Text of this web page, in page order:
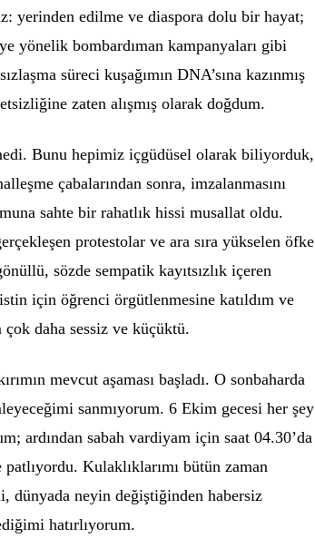
yerinden edilme ve diaspora dolu bir hayat;
yönelik bombardıman kampanyaları gibi
süreci kuşağımın DNA’sına kazınmış
zaten alışmış olarak doğdum.
Bunu hepimiz içgüdüsel olarak biliyorduk,
çabalarından sonra, imzalanmasını
sahte bir rahatlık hissi musallat oldu.
protestolar ve ara sıra yükselen öfke
sözde sempatik kayıtsızlık içeren
için öğrenci örgütlenmesine katıldım ve
daha sessiz ve küçüktü.
mevcut aşaması başladı. O sonbaharda
sanmıyorum. 6 Ekim gecesi her şey
ardından sabah vardiyam için saat 04.30’da
Kulaklıklarımı bütün zaman
dünyada neyin değiştiğinden habersiz
hatırlıyorum.